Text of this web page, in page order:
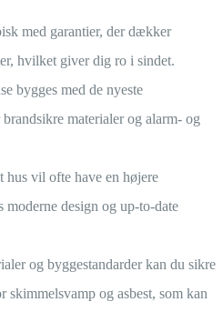
med garantier, der dækker
hvilket giver dig ro i sindet.
bygges med de nyeste
materialer og alarm- og
hus vil ofte have en højere
design og up-to-date
og byggestandarder kan du sikre
og asbest, som kan